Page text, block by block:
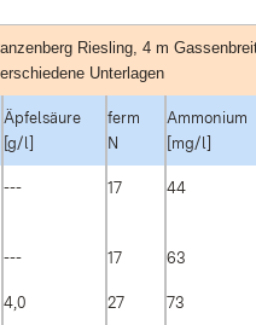
Riesling, 4 m
Unterlagen
Äpfelsäure
[g/l]
ferm
N
Ammonium
[mg/l]
--- 17 44
--- 17 63
4,0 27 73